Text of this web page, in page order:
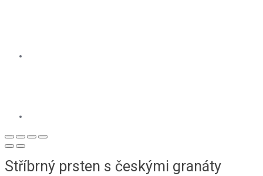
Stříbrný prsten s českými granáty